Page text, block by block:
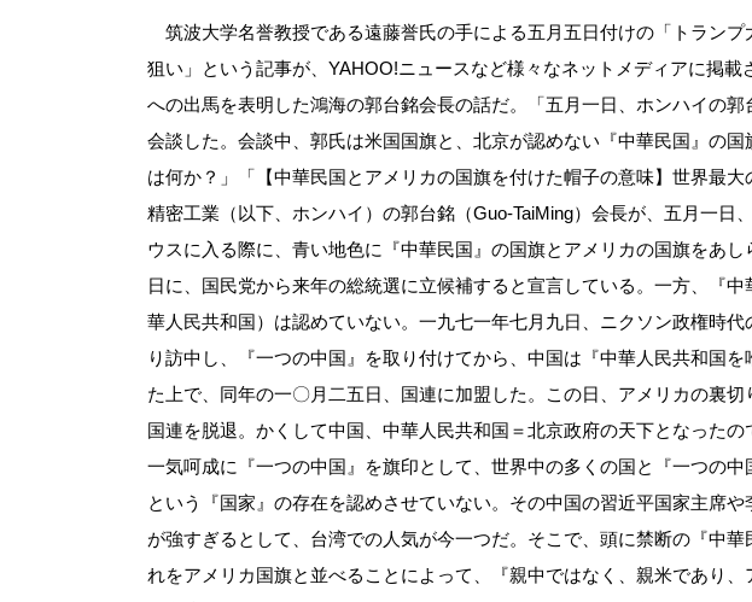
筑波大学名誉教授である遠藤誉氏の手による五月五日付けの「トラン
狙い」という記事が、YAHOO!ニュースなど様々なネットメディアに掲
への出馬を表明した鴻海の郭台銘会長の話だ。「五月一日、ホンハイの
会談した。会談中、郭氏は米国国旗と、北京が認めない『中華民国』の
は何か？」「【中華民国とアメリカの国旗を付けた帽子の意味】世界最
精密工業（以下、ホンハイ）の郭台銘（Guo‐TaiMing）会長が、五月一日
ウスに入る際に、青い地色に『中華民国』の国旗とアメリカの国旗をあ
日に、国民党から来年の総統選に立候補すると宣言している。一方、『
華人民共和国）は認めていない。一九七一年七月九日、ニクソン政権時
り訪中し、『一つの中国』を取り付けてから、中国は『中華人民共和国
た上で、同年の一〇月二五日、国連に加盟した。この日、アメリカの裏
国連を脱退。かくして中国、中華人民共和国＝北京政府の天下となった
一気呵成に『一つの中国』を旗印として、世界中の多くの国と『一つの中
という『国家』の存在を認めさせていない。その中国の習近平国家主席
が強すぎるとして、台湾での人気が今一つだ。そこで、頭に禁断の『中
れをアメリカ国旗と並べることによって、『親中ではなく、親米であり